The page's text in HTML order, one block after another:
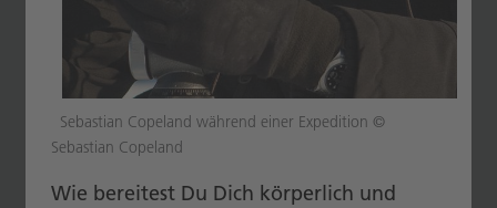
Sebastian Copeland während einer Expedition ©
Sebastian Copeland
Wie bereitest Du Dich körperlich und